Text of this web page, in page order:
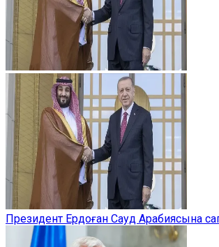
Президент Ердоған Сауд Арабиясына